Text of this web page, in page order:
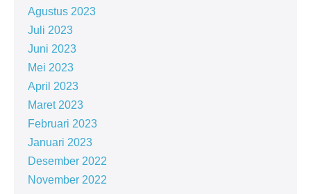
Agustus 2023
Juli 2023
Juni 2023
Mei 2023
April 2023
Maret 2023
Februari 2023
Januari 2023
Desember 2022
November 2022